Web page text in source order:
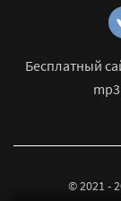
Бесплатный
© 2021 -